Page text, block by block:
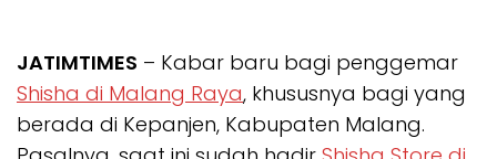
JATIMTIMES – Kabar baru bagi penggemar
Shisha di Malang Raya, khususnya bagi yang
berada di Kepanjen, Kabupaten Malang.